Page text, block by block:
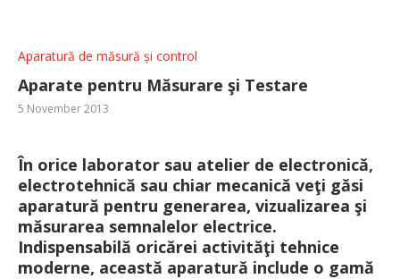
Aparatură de măsură și control
Aparate pentru Măsurare şi Testare
5 November 2013
În orice laborator sau atelier de electronică,
electrotehnică sau chiar mecanică veţi găsi
aparatură pentru generarea, vizualizarea şi
măsurarea semnalelor electrice.
Indispensabilă oricărei activităţi tehnice
moderne, această aparatură include o gamă